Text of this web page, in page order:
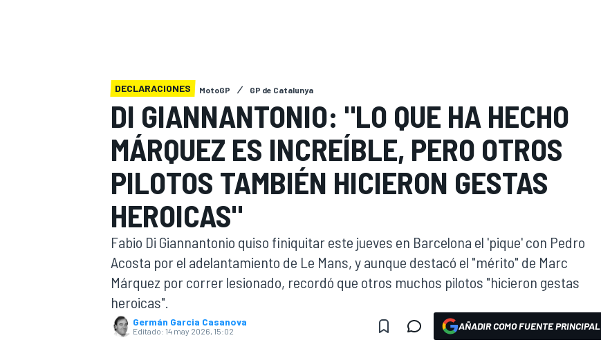
DECLARACIONES MotoGP GP de Catalunya
DI GIANNANTONIO: "LO QUE HA HECHO
MÁRQUEZ ES INCREÍBLE, PERO OTROS
PILOTOS TAMBIÉN HICIERON GESTAS
HEROICAS"
Fabio Di Giannantonio quiso finiquitar este jueves en Barcelona el 'pique' con Pedro
Acosta por el adelantamiento de Le Mans, y aunque destacó el "mérito" de Marc
Márquez por correr lesionado, recordó que otros muchos pilotos "hicieron gestas
heroicas".
Germán Garcia Casanova
Editado: 14 may 2026, 15:02 AÑADIR COMO FUENTE PRINCIPAL